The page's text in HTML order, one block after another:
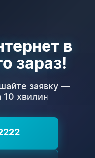
в
зараз!
заявку —
10 хвилин